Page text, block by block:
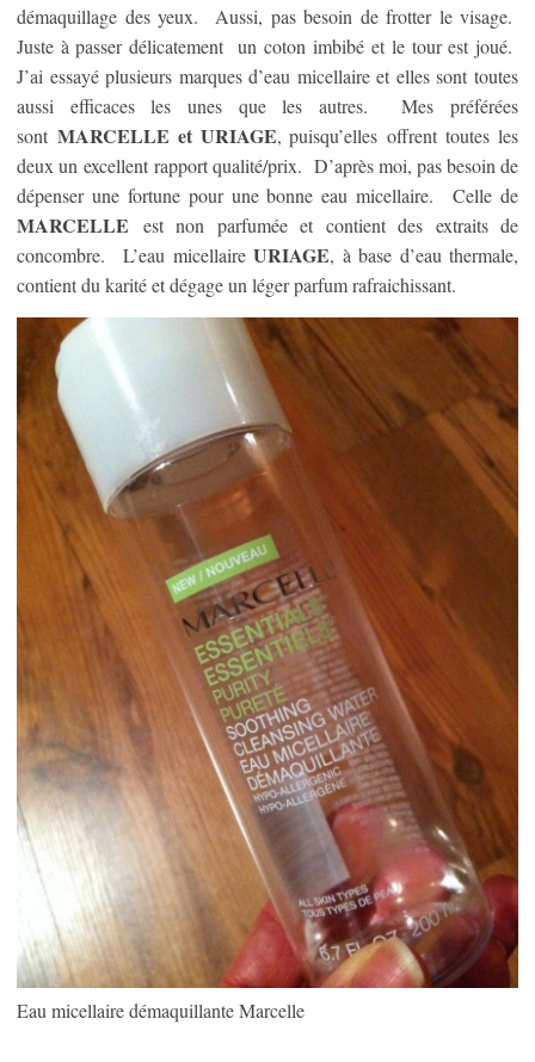
démaquillage des yeux. Aussi, pas besoin de frotter le visage.
Juste à passer délicatement un coton imbibé et le tour est joué.
J’ai essayé plusieurs marques d’eau micellaire et elles sont toutes
aussi efficaces les unes que les autres. Mes préférées
sont MARCELLE et URIAGE, puisqu’elles offrent toutes les
deux un excellent rapport qualité/prix. D’après moi, pas besoin de
dépenser une fortune pour une bonne eau micellaire. Celle de
MARCELLE est non parfumée et contient des extraits de
concombre. L’eau micellaire URIAGE, à base d’eau thermale,
contient du karité et dégage un léger parfum rafraichissant.
Eau micellaire démaquillante Marcelle